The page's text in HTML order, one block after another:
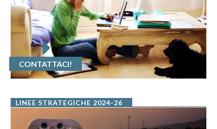
CONTATTACI!
LINEE STRATEGICHE 2024-26